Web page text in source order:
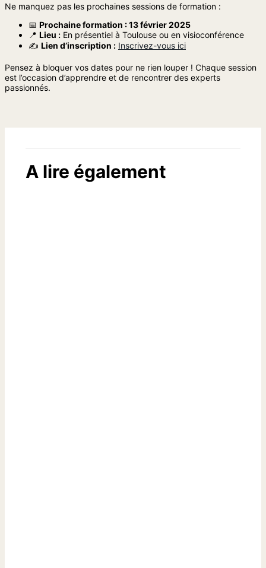
Ne manquez pas les prochaines sessions de formation :
📅 Prochaine formation : 13 février 2025
📍 Lieu : En présentiel à Toulouse ou en visioconférence
✍️ Lien d’inscription : Inscrivez-vous ici
Pensez à bloquer vos dates pour ne rien louper ! Chaque session
est l’occasion d’apprendre et de rencontrer des experts
passionnés.
A lire également